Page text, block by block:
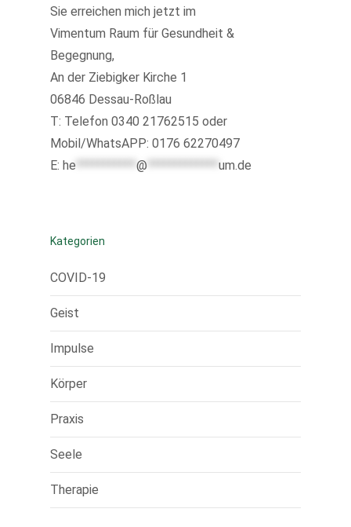
Sie erreichen mich jetzt im
Vimentum Raum für Gesundheit &
Begegnung,
An der Ziebigker Kirche 1
06846 Dessau-Roßlau
T: Telefon 0340 21762515 oder
Mobil/WhatsAPP: 0176 62270497
E: he @ um.de
Kategorien
COVID-19
Geist
Impulse
Körper
Praxis
Seele
Therapie